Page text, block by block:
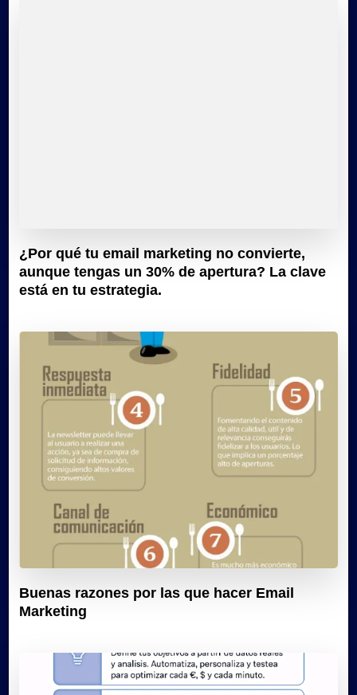
¿Por qué tu email marketing no convierte,
aunque tengas un 30% de apertura? La clave
está en tu estrategia.
Buenas razones por las que hacer Email
Marketing